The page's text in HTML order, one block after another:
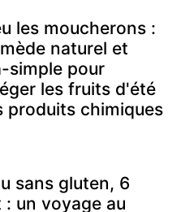
les moucherons :
naturel et
simple pour
les fruits d'été
produits chimiques
sans gluten, 6
: un voyage au